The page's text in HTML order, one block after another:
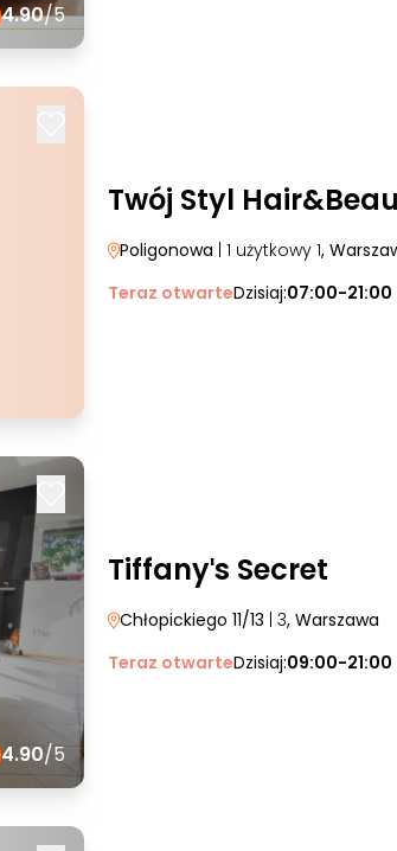
4.90/5
Twój Styl
Poligonowa | 1 użytkowy 1,
Teraz otwarteDzisiaj:07:00-21:00
4.90/5
Tiffanyˈs Secret
Chłopickiego 11/13 | 3, Warszawa
Teraz otwarteDzisiaj:09:00-21:00